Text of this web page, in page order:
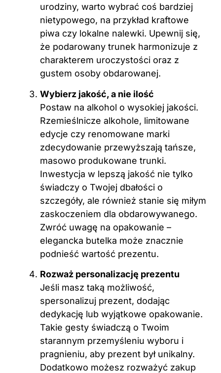
urodziny, warto wybrać coś bardziej
nietypowego, na przykład kraftowe
piwa czy lokalne nalewki. Upewnij się,
że podarowany trunek harmonizuje z
charakterem uroczystości oraz z
gustem osoby obdarowanej.
Wybierz jakość, a nie ilość
Postaw na alkohol o wysokiej jakości.
Rzemieślnicze alkohole, limitowane
edycje czy renomowane marki
zdecydowanie przewyższają tańsze,
masowo produkowane trunki.
Inwestycja w lepszą jakość nie tylko
świadczy o Twojej dbałości o
szczegóły, ale również stanie się miłym
zaskoczeniem dla obdarowywanego.
Zwróć uwagę na opakowanie –
elegancka butelka może znacznie
podnieść wartość prezentu.
Rozważ personalizację prezentu
Jeśli masz taką możliwość,
spersonalizuj prezent, dodając
dedykację lub wyjątkowe opakowanie.
Takie gesty świadczą o Twoim
starannym przemyśleniu wyboru i
pragnieniu, aby prezent był unikalny.
Dodatkowo możesz rozważyć zakup